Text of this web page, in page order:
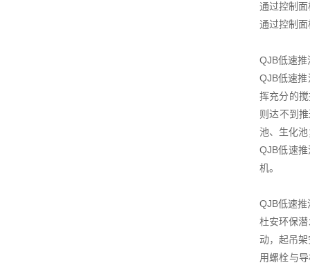
通过控制
通过控制
QJB低速
QJB低速
挥充分的
则达不到
池、生化
QJB低速
机。
QJB低速
杜安环保
动，起吊
用螺栓与